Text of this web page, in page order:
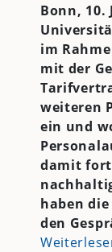
Bonn, 10.
im
mit der
weiteren
ein und
damit
haben
den